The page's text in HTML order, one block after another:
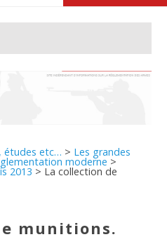
études etc… > Les grandes
moderne >
2013 > La collection de
munitions.